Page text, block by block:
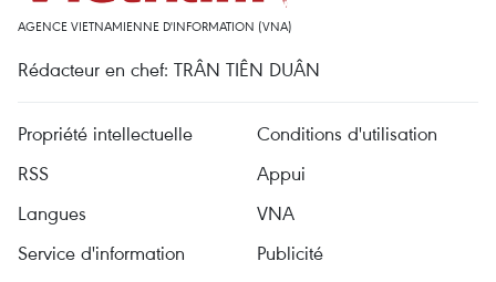
AGENCE VIETNAMIENNE D'INFORMATION (VNA)
Rédacteur en chef: TRÂN TIÊN DUÂN
Propriété intellectuelle
Conditions d'utilisation
RSS
Appui
Langues
VNA
Service d'information
Publicité